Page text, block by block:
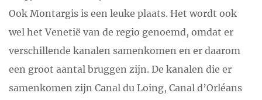
Ook Montargis is een leuke plaats. Het wordt ook
wel het Venetië van de regio genoemd, omdat er
verschillende kanalen samenkomen en er daarom
een groot aantal bruggen zijn. De kanalen die er
samenkomen zijn Canal du Loing, Canal d’Orléans